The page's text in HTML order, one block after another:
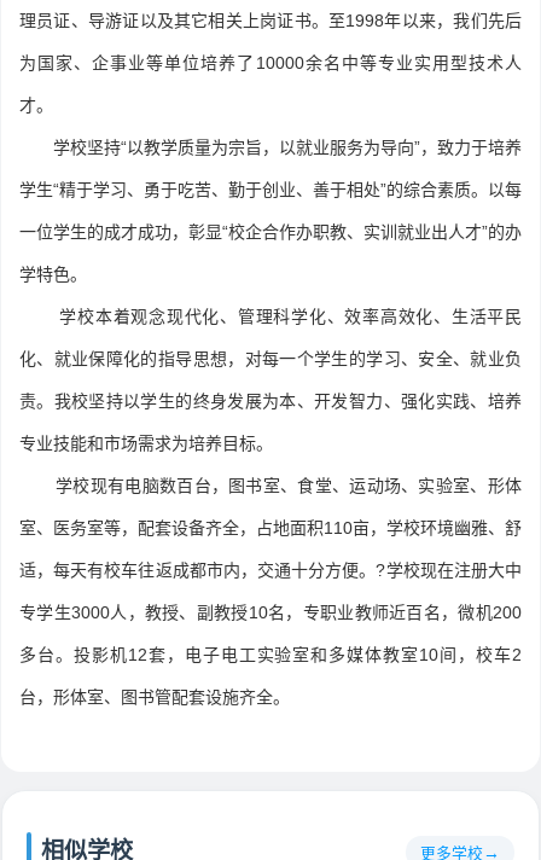
理员证、导游证以及其它相关上岗证书。至1998年以来，我们先后
为国家、企事业等单位培养了10000余名中等专业实用型技术人
才。
学校坚持“以教学质量为宗旨，以就业服务为导向”，致力于培养
学生“精于学习、勇于吃苦、勤于创业、善于相处”的综合素质。以每
一位学生的成才成功，彰显“校企合作办职教、实训就业出人才”的办
学特色。
学校本着观念现代化、管理科学化、效率高效化、生活平民
化、就业保障化的指导思想，对每一个学生的学习、安全、就业负
责。我校坚持以学生的终身发展为本、开发智力、强化实践、培养
专业技能和市场需求为培养目标。
学校现有电脑数百台，图书室、食堂、运动场、实验室、形体
室、医务室等，配套设备齐全，占地面积110亩，学校环境幽雅、舒
适，每天有校车往返成都市内，交通十分方便。?学校现在注册大中
专学生3000人，教授、副教授10名，专职业教师近百名，微机200
多台。投影机12套，电子电工实验室和多媒体教室10间，校车2
台，形体室、图书管配套设施齐全。
相似学校 更多学校